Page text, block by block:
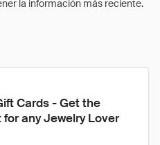
Cards - Get the
any Jewelry Lover